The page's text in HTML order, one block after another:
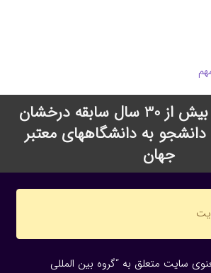
CIS Group با بیش از 30 سال سابقه درخشان
دانشجو به دانشگاههای معتبر
جهان
سایت متعلق به “گروه بین المللی